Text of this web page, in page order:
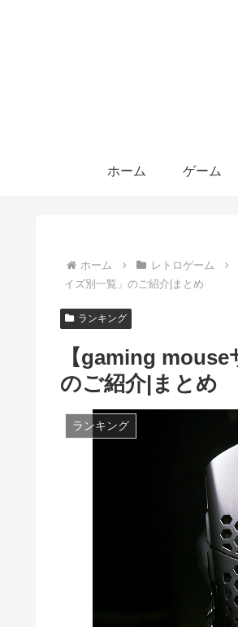
ホーム ゲーム
ホーム レトロゲーム
イズ別一覧」のご紹介|まとめ
ランキング
【gaming
のご紹介|まとめ
ランキング